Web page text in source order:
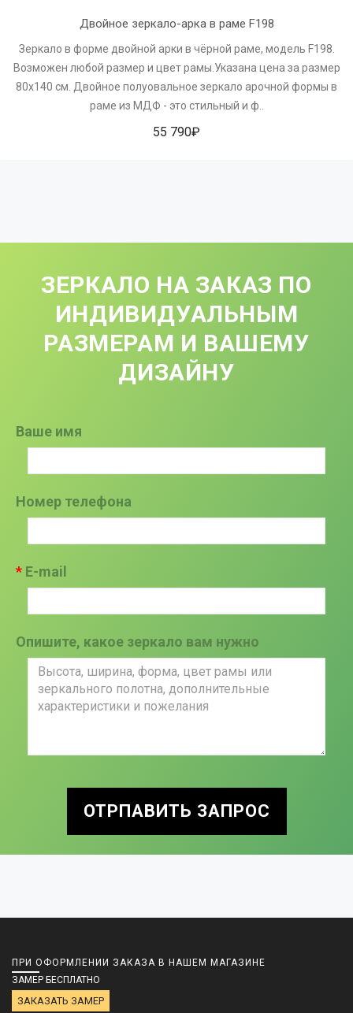
Двойное зеркало-арка в раме F198
Зеркало в форме двойной арки в чёрной раме, модель F198.
Возможен любой размер и цвет рамы.Указана цена за размер
80х140 см. Двойное полуовальное зеркало арочной формы в
раме из МДФ - это стильный и ф..
55 790₽
ЗЕРКАЛО НА ЗАКАЗ ПО
ИНДИВИДУАЛЬНЫМ
РАЗМЕРАМ И ВАШЕМУ
ДИЗАЙНУ
Ваше имя
Номер телефона
E-mail
Опишите, какое зеркало вам нужно
ОТРПАВИТЬ ЗАПРОС
ПРИ ОФОРМЛЕНИИ ЗАКАЗА В НАШЕМ МАГАЗИНЕ
ЗАМЕР БЕСПЛАТНО
ЗАКАЗАТЬ ЗАМЕР